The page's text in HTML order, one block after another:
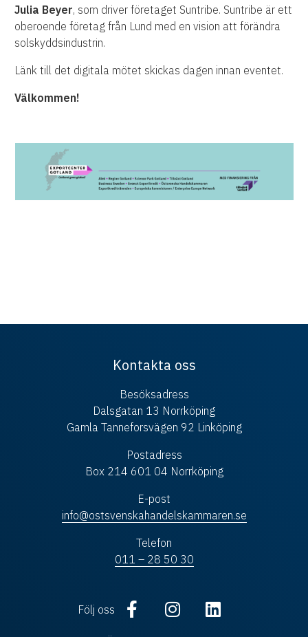
Julia Beyer, som driver företaget Suntribe. Suntribe är ett
oberoende företag från Lund med en vision att förändra
solskyddsindustrin.
Länk till det digitala mötet skickas dagen innan eventet.
Välkommen!
Kontakta oss
Besöksadress
Dalsgatan 13 Norrköping
Gamla Tanneforsvägen 92 Linköping
Postadress
Box 214 601 04 Norrköping
E-post
info@ostsvenskahandelskammaren.se
Telefon
011 – 28 50 30
Följ oss